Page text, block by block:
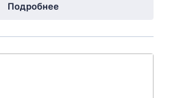
Подробнее